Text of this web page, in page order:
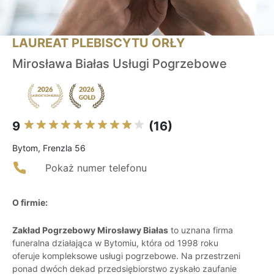
LAUREAT PLEBISCYTU ORŁY
Mirosława Białas Usługi Pogrzebowe
9 (16)
Bytom, Frenzla 56
Pokaż numer telefonu
O firmie:
Zakład Pogrzebowy Mirosławy Białas to uznana firma
funeralna działająca w Bytomiu, która od 1998 roku
oferuje kompleksowe usługi pogrzebowe. Na przestrzeni
ponad dwóch dekad przedsiębiorstwo zyskało zaufanie